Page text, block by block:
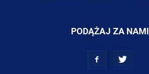
PODĄŻAJ ZA NAMI